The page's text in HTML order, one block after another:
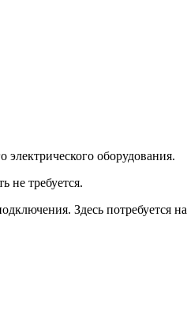
оборудования.
не требуется.
Здесь потребуется